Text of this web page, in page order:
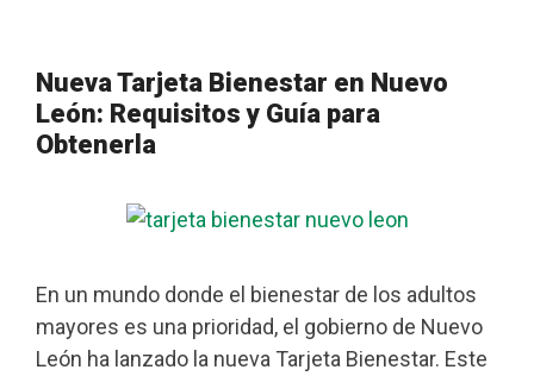
Nueva Tarjeta Bienestar en Nuevo
León: Requisitos y Guía para
Obtenerla
En un mundo donde el bienestar de los adultos
mayores es una prioridad, el gobierno de Nuevo
León ha lanzado la nueva Tarjeta Bienestar. Este